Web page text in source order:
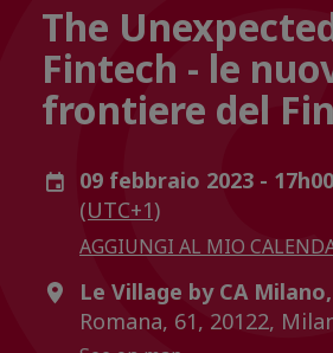
The
Fintech - le
frontiere del
09 febbraio 2023 -
(UTC+1)
AGGIUNGI AL MIO
Le Village by CA Milano,
Romana, 61, 20122,